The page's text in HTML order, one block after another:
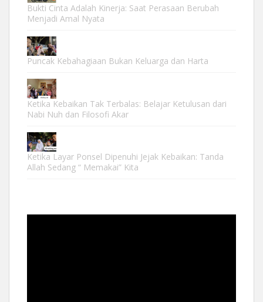
Bukti Cinta Adalah Kinerja: Saat Perasaan Berubah
Menjadi Amal Nyata
Puncak Kebahagiaan Bukan Keluarga dan Harta
Ketika Kebaikan Tak Terbalas: Belajar Ketulusan dari
Nabi Nuh dan Filosofi Akar
Ketika Layar Ponsel Dipenuhi Jejak Kebaikan: Tanda
Allah Sedang “ Memakai” Kita